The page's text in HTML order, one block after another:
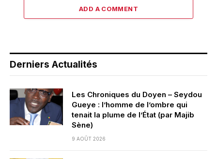
ADD A COMMENT
Derniers Actualités
Les Chroniques du Doyen – Seydou
Gueye : l’homme de l’ombre qui
tenait la plume de l’État (par Majib
Sène)
9 AOÛT 2026